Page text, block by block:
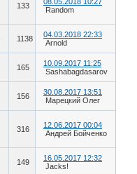
133
Random
1138
04.03.2018 22:33
Arnold
165
10.09.2017 11:25
Sashabagdasarov
156
30.08.2017 13:51
Марецкий Олег
316
12.06.2017 00:04
Андрей Бойченко
149
16.05.2017 12:32
Jacks!